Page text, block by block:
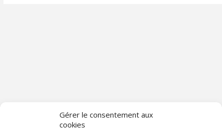
Gérer le consentement aux
cookies